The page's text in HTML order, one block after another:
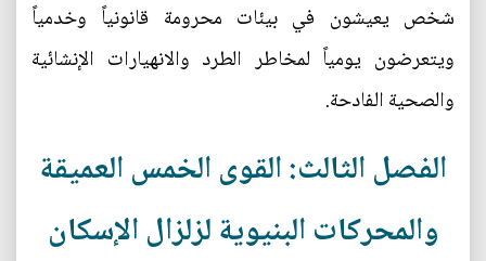
شخص يعيشون في بيئات محرومة قانونياً وخدمياً
ويتعرضون يومياً لمخاطر الطرد والانهيارات الإنشائية
والصحية الفادحة.
الفصل الثالث: القوى الخمس العميقة
والمحركات البنيوية لزلزال الإسكان